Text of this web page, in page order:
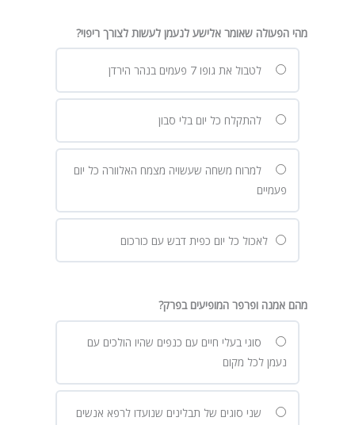
מהי הפעולה שאומר אלישע לנעמן לעשות לצורך ריפוי?
לטבול את גופו 7 פעמים בנהר הירדן
להתקלח כל יום בלי סבון
למרוח משחה שעשויה מצמח האלוורה כל יום
פעמיים
לאכול כל יום כפית דבש עם כורכום
מהם אמנה ופרפר המופיעים בפרק?
סוגי בעלי חיים עם כנפים שהיו הולכים עם
נעמן לכל מקום
שני סוגים של תבלינים שנועדו לרפא אנשים